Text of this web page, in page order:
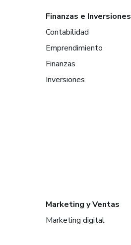
Finanzas e Inversiones
Contabilidad
Emprendimiento
Finanzas
Inversiones
Marketing y Ventas
Marketing digital